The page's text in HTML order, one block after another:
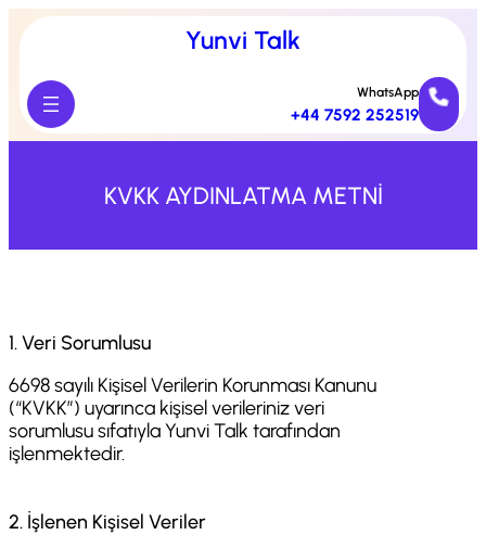
Yunvi Talk
WhatsApp
+44 7592 252519
KVKK AYDINLATMA METNİ
1. Veri Sorumlusu
6698 sayılı Kişisel Verilerin Korunması Kanunu
(“KVKK”) uyarınca kişisel verileriniz veri
sorumlusu sıfatıyla Yunvi Talk tarafından
işlenmektedir.
2. İşlenen Kişisel Veriler